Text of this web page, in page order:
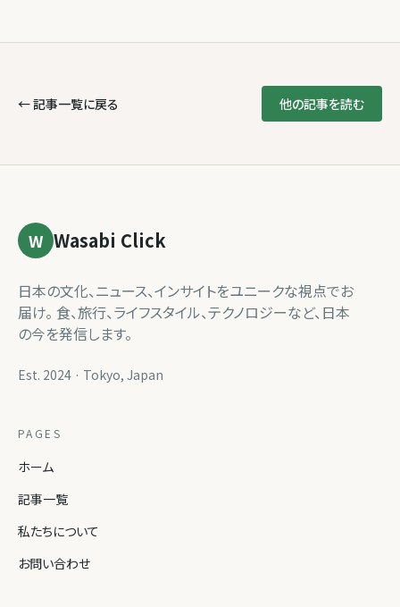
← 記事一覧に戻る 他の記事を読む
W Wasabi Click
日本の文化、ニュース、インサイトをユニークな視点でお
届け。 食、旅行、ライフスタイル、テクノロジーなど、日本
の今を発信します。
Est. 2024 · Tokyo, Japan
PAGES
ホーム
記事一覧
私たちについて
お問い合わせ